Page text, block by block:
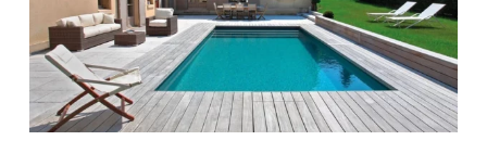
piscine
béton